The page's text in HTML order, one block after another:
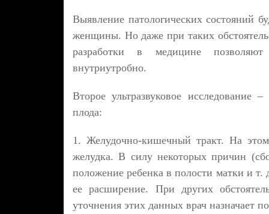
Выявление патологических состояний
женщины. Но даже при таких
разработки в медицине
внутриутробно.
Второе ультразвуковое
плода:
1. Желудочно-кишечный тракт. На
желудка. В силу некоторых причин
положение ребенка в полости матки и т.
ее расширение. При других
уточнения этих данных врач назначает